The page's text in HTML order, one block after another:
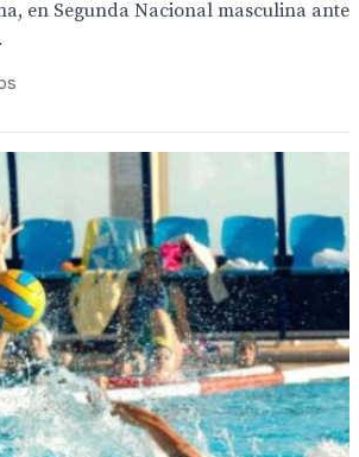
en Segunda Nacional masculina ante